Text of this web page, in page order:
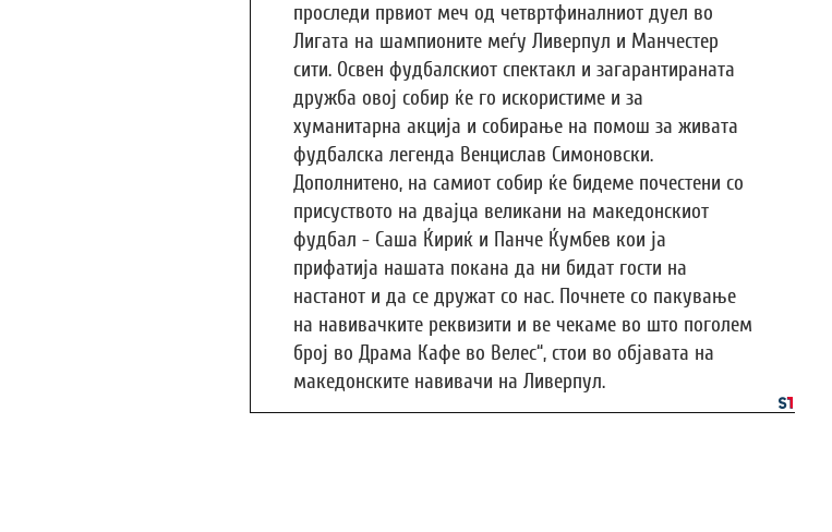
проследи првиот меч од четвртфиналниот дуел во
Лигата на шампионите меѓу Ливерпул и Манчестер
сити. Освен фудбалскиот спектакл и загарантираната
дружба овој собир ќе го искористиме и за
хуманитарна акција и собирање на помош за живата
фудбалска легенда Венцислав Симоновски.
Дополнитено, на самиот собир ќе бидеме почестени со
присуството на двајца великани на македонскиот
фудбал - Саша Ќириќ и Панче Ќумбев кои ја
прифатија нашата покана да ни бидат гости на
настанот и да се дружат со нас. Почнете со пакување
на навивачките реквизити и ве чекаме во што поголем
број во Драма Кафе во Велес“, стои во објавата на
македонските навивачи на Ливерпул.